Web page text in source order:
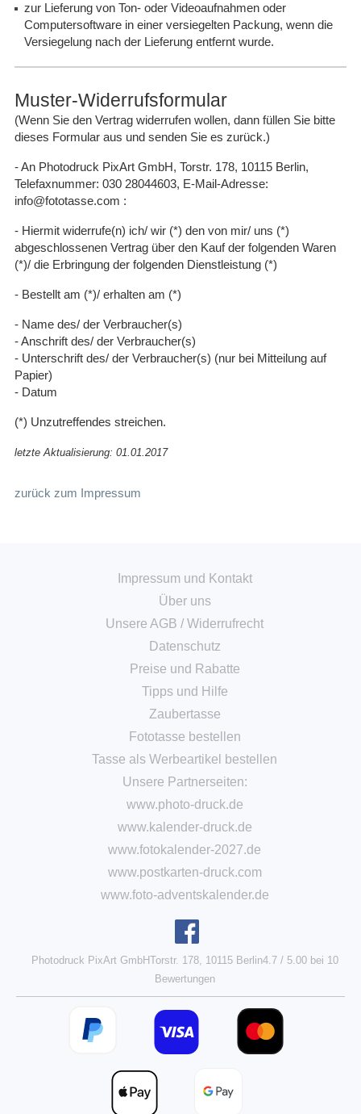
zur Lieferung von Ton- oder Videoaufnahmen oder
Computersoftware in einer versiegelten Packung, wenn die
Versiegelung nach der Lieferung entfernt wurde.
Muster-Widerrufsformular
(Wenn Sie den Vertrag widerrufen wollen, dann füllen Sie bitte
dieses Formular aus und senden Sie es zurück.)
- An Photodruck PixArt GmbH, Torstr. 178, 10115 Berlin,
Telefaxnummer: 030 28044603, E-Mail-Adresse:
info@fototasse.com :
- Hiermit widerrufe(n) ich/ wir (*) den von mir/ uns (*)
abgeschlossenen Vertrag über den Kauf der folgenden Waren
(*)/ die Erbringung der folgenden Dienstleistung (*)
- Bestellt am (*)/ erhalten am (*)
- Name des/ der Verbraucher(s)
- Anschrift des/ der Verbraucher(s)
- Unterschrift des/ der Verbraucher(s) (nur bei Mitteilung auf
Papier)
- Datum
(*) Unzutreffendes streichen.
letzte Aktualisierung: 01.01.2017
zurück zum Impressum
Impressum und Kontakt
Über uns
Unsere AGB /Widerrufrecht
Datenschutz
Preise und Rabatte
Tipps und Hilfe
Zaubertasse
Fototasse bestellen
Tasse als Werbeartikel bestellen
Unsere Partnerseiten:
www.photo-druck.de
www.kalender-druck.de
www.fotokalender-2027.de
www.postkarten-druck.com
www.foto-adventskalender.de
Photodruck PixArt GmbHTorstr. 178, 10115 Berlin4.7/ 5.00bei 10
Bewertungen